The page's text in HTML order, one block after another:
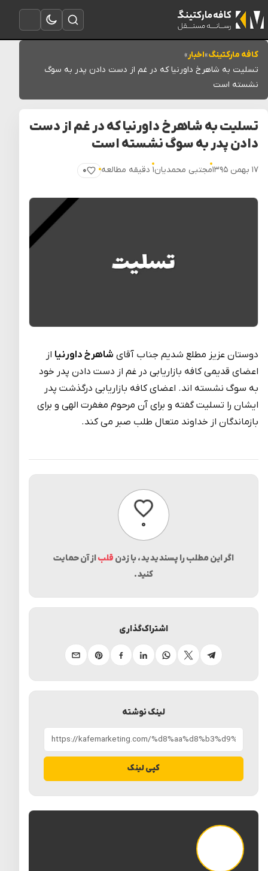
باز کردن منو
تغییر به حالت تاریک
باز کردن جستجو
کافه مارکتینگ»اخبار»
تسلیت به شاهرخ داورنیا که در غم از دست دادن پدر به سوگ
نشسته است
تسلیت به شاهرخ داورنیا که در غم از دست
دادن پدر به سوگ نشسته است
۱۷ بهمن ۱۳۹۵ مجتبی محمدیان۱ دقیقه مطالعه ۰
پسندیدن
دوستان عزیز مطلع شدیم جناب آقای شاهرخ داورنیا از
اعضای قدیمی کافه بازاریابی در غم از دست دادن پدر خود
به سوگ نشسته اند. اعضای کافه بازاریابی درگذشت پدر
ایشان را تسلیت گفته و برای آن مرحوم مغفرت الهی و برای
بازماندگان از خداوند متعال طلب صبر می کند.
۰پسندیدن
اگر این مطلب را پسندیدید، با زدن قلباز آن حمایت
کنید.
لینک نوشته
کپی لینک
اشتراک‌گذاری
تلگرامایکسواتساپلینکدینفیسبوکپینترستایمیل